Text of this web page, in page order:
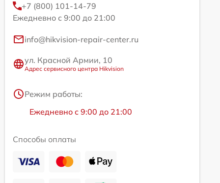
+7 (800) 101-14-79
Ежедневно с 9:00 до 21:00
info@hikvision-repair-center.ru
ул. Красной Армии, 10
Адрес сервисного центра Hikvision
Режим работы:
Ежедневно с 9:00 до 21:00
Способы оплаты